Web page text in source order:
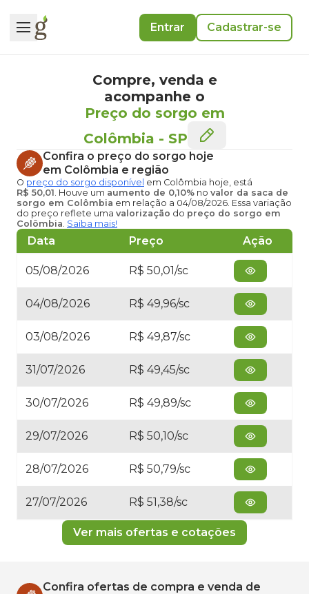
Entrar Cadastrar-se
Compre, venda e
acompanhe o
Preço do sorgo em
Colômbia - SP
Confira o preço do sorgo hoje
em Colômbia e região
O preço do sorgo disponível em Colômbia hoje, está
R$ 50,01. Houve um aumento de 0,10% no valor da saca de
sorgo em Colômbia em relação a 04/08/2026. Essa variação
do preço reflete uma valorização do preço do sorgo em
Colômbia. Saiba mais!
Data Preço Ação
05/08/2026 R$ 50,01/sc
04/08/2026 R$ 49,96/sc
03/08/2026 R$ 49,87/sc
31/07/2026 R$ 49,45/sc
30/07/2026 R$ 49,89/sc
29/07/2026 R$ 50,10/sc
28/07/2026 R$ 50,79/sc
27/07/2026 R$ 51,38/sc
Ver mais ofertas e cotações
Confira ofertas de compra e venda de